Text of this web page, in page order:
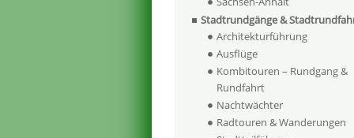
Stadtrundgänge &
Architekturführung
Ausflüge
Kombitouren – Rundgang &
Rundfahrt
Nachtwächter
Radtouren & Wanderungen